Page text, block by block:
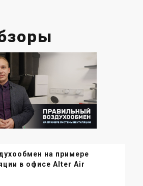
на примере
в офисе Alter Air